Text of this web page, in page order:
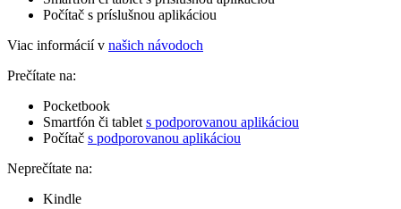
Počítač s príslušnou aplikáciou
Viac informácií v našich návodoch
Prečítate na:
Pocketbook
Smartfón či tablet s podporovanou aplikáciou
Počítač s podporovanou aplikáciou
Neprečítate na:
Kindle